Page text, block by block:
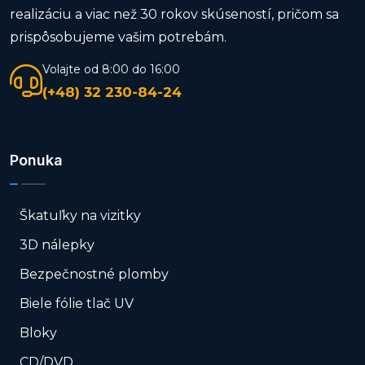
realizáciu a viac než 30 rokov skúseností, pričom sa
prispôsobujeme vašim potrebám.
Volajte od 8:00 do 16:00
(+48) 32 230-84-24
Ponuka
Škatuľky na vizitky
3D nálepky
Bezpečnostné plomby
Biele fólie tlač UV
Bloky